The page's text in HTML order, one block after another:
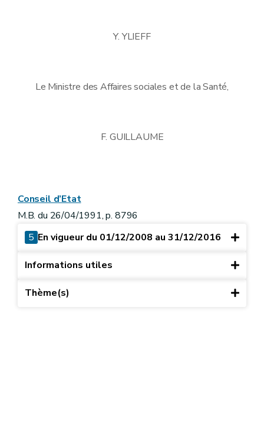
Y. YLIEFF
Le Ministre des Affaires sociales et de la Santé,
F. GUILLAUME
Conseil d’Etat
M.B. du 26/04/1991, p. 8796
5 En vigueur du 01/12/2008 au 31/12/2016
Informations utiles
Thème(s)